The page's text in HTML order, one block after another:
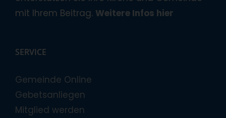
mit Ihrem Beitrag. Weitere Infos hier
SERVICE
Gemeinde Online
Gebetsanliegen
Mitglied werden